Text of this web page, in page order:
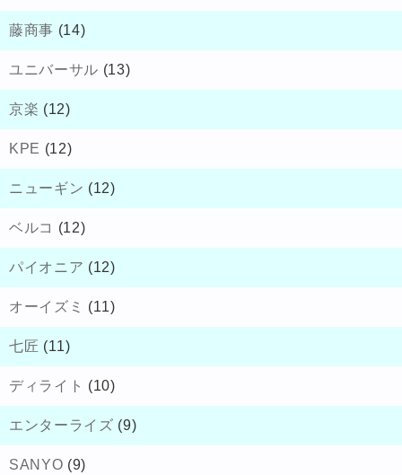
藤商事 (14)
ユニバーサル (13)
京楽 (12)
KPE (12)
ニューギン (12)
ベルコ (12)
パイオニア (12)
オーイズミ (11)
七匠 (11)
ディライト (10)
エンターライズ (9)
SANYO (9)